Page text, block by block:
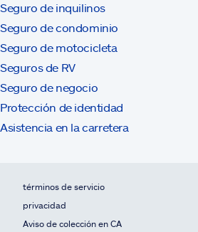
Seguro de inquilinos
Seguro de condominio
Seguro de motocicleta
Seguros de RV
Seguro de negocio
Protección de identidad
Asistencia en la carretera
términos de servicio
privacidad
Aviso de colección en CA